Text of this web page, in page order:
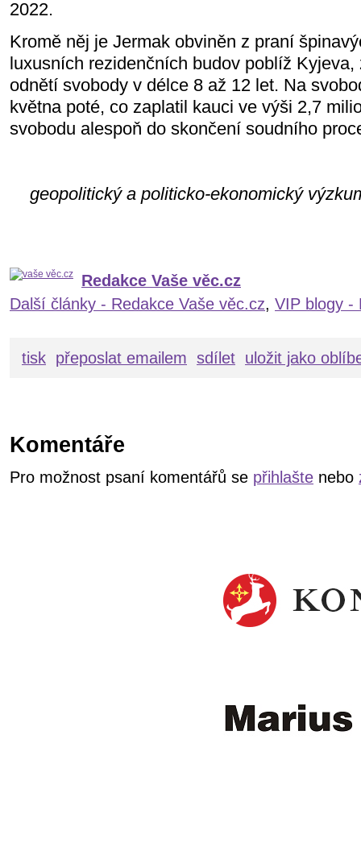
2022.
Kromě něj je Jermak obviněn z praní
luxusních rezidenčních budov poblíž
odnětí svobody v délce 8 až 12 let. Na
května poté, co zaplatil kauci ve výši 2,7
svobodu alespoň do skončení soudního
geopolitický a politicko-ekonomický
Redakce Vaše věc.cz
Další články - Redakce Vaše věc.cz, VIP blogy -
tisk přeposlat emailem sdílet uložit jako
Komentáře
Pro možnost psaní komentářů se přihlašte nebo